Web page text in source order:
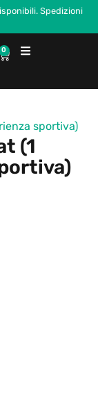
Spedizioni
0
sportiva)
(1